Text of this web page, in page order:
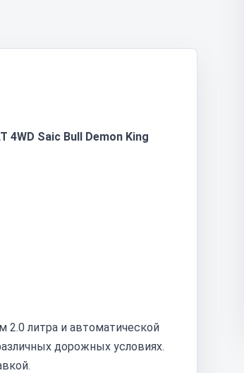
4WD Saic Bull Demon King
литра и автоматической
дорожных условиях.